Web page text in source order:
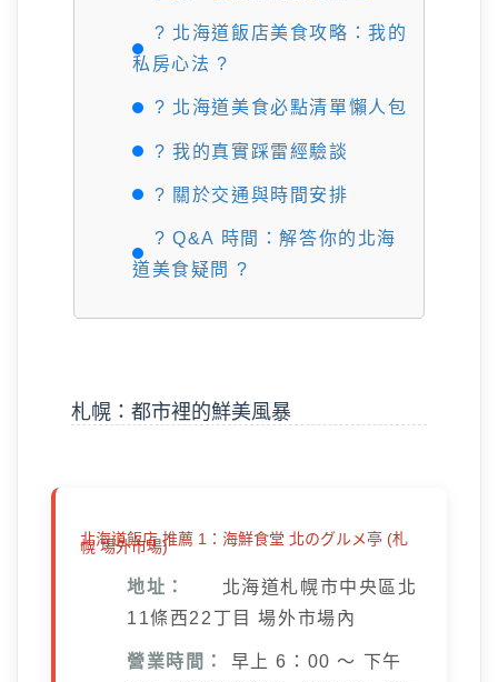
? 北海道飯店美食攻略：我的
私房心法 ?
? 北海道美食必點清單懶人包
? 我的真實踩雷經驗談
? 關於交通與時間安排
? Q&A 時間：解答你的北海
道美食疑問 ?
札幌：都市裡的鮮美風暴
北海道飯店 推薦 1：海鮮食堂 北のグルメ亭 (札
幌 場外市場)
地址：
北海道札幌市中央區北
11條西22丁目 場外市場內
營業時間：
早上 6：00 ～ 下午